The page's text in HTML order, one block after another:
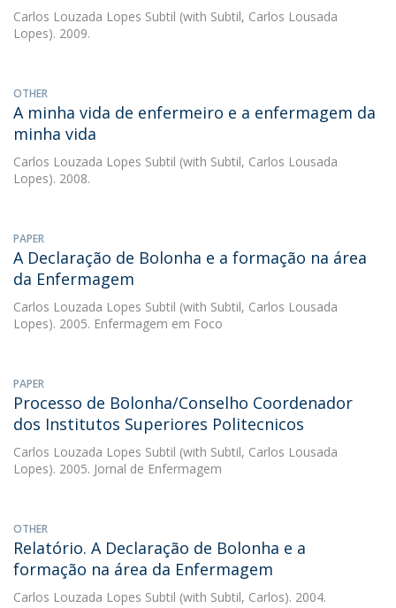
Carlos Louzada Lopes Subtil (with Subtil, Carlos Lousada
Lopes). 2009.
OTHER
A minha vida de enfermeiro e a enfermagem da
minha vida
Carlos Louzada Lopes Subtil (with Subtil, Carlos Lousada
Lopes). 2008.
PAPER
A Declaração de Bolonha e a formação na área
da Enfermagem
Carlos Louzada Lopes Subtil (with Subtil, Carlos Lousada
Lopes). 2005. Enfermagem em Foco
PAPER
Processo de Bolonha/Conselho Coordenador
dos Institutos Superiores Politecnicos
Carlos Louzada Lopes Subtil (with Subtil, Carlos Lousada
Lopes). 2005. Jornal de Enfermagem
OTHER
Relatório. A Declaração de Bolonha e a
formação na área da Enfermagem
Carlos Louzada Lopes Subtil (with Subtil, Carlos). 2004.